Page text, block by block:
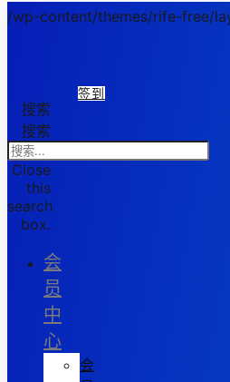
/wp-content/themes/rife-free/
签到
搜索
搜索
Close
this
search
box.
会
员
中
心
会